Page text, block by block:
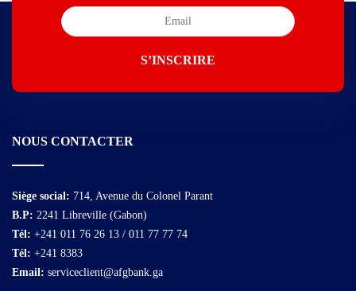
NOUS CONTACTER
Siège social: 714, Avenue du Colonel Parant
B.P: 2241 Libreville (Gabon)
Tél: +241 011 76 26 13 / 011 77 77 74
Tél: +241 8383
Email: serviceclient@afgbank.ga